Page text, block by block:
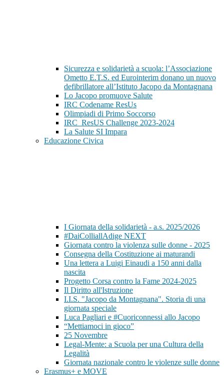
Sicurezza e solidarietà a scuola: l’Associazione
Ometto E.T.S. ed Eurointerim donano un nuovo
defibrillatore all’Istituto Jacopo da Montagnana
Lo Jacopo promuove Salute
IRC Codename ResUs
Olimpiadi di Primo Soccorso
IRC_ResUS Challenge 2023-2024
La Salute SI Impara
Educazione Civica
I Giornata della solidarietà - a.s. 2025/2026
#DaiColliallAdige NEXT
Giornata contro la violenza sulle donne - 2025
Consegna della Costituzione ai maturandi
Una lettera a Luigi Einaudi a 150 anni dalla
nascita
Progetto Corsa contro la Fame 2024-2025
Il Diritto all'Istruzione
I.I.S. "Jacopo da Montagnana". Storia di una
giornata speciale
Luca Pagliari e #Cuoriconnessi allo Jacopo
“Mettiamoci in gioco”
25 Novembre
Legal-Mente: a Scuola per una Cultura della
Legalità
Giornata nazionale contro le violenze sulle donne
Erasmus+ e MOVE